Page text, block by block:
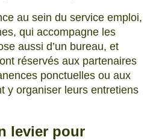
au sein du service emploi,
qui accompagne les
aussi d’un bureau, et
réservés aux partenaires
ponctuelles ou aux
y organiser leurs entretiens
levier pour